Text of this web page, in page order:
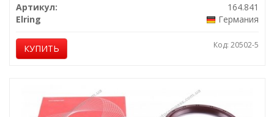
Артикул:
164.841
Elring
Германия
КУПИТЬ Код: 20502-5